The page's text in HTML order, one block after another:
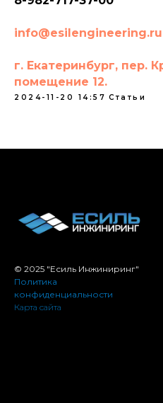
info@esilengineering.ru
г. Екатеринбург, пер.
помещение 12.
2024-11-20 14:57 Статьи
© 2025 "Есиль Инжиниринг"
Политика
конфиденциальности
Карта сайта